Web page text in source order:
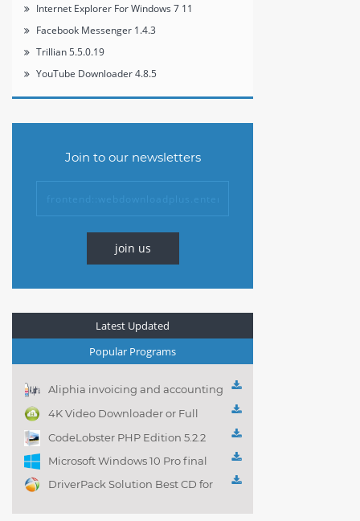
Internet Explorer For Windows 7 11
Facebook Messenger 1.4.3
Trillian 5.5.0.19
YouTube Downloader 4.8.5
Join to our newsletters
join us
Latest Updated
Popular Programs
Aliphia invoicing and accounting
management 1.0.1
4K Video Downloader or Full
Playlist! 3.4.5.1525
CodeLobster PHP Edition 5.2.2
Microsoft Windows 10 Pro final
DriverPack Solution Best CD for